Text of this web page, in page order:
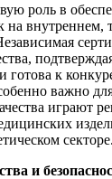
роль в
на внутреннем,
готова к
важно
играют
секторе.
и